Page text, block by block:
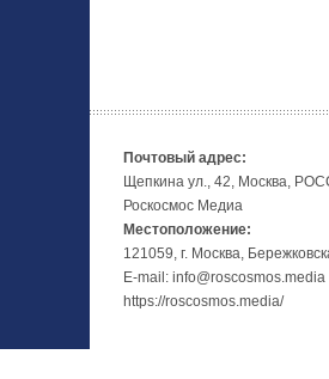
Почтовый адрес:
Щепкина ул., 42, Москва,
Роскосмос Медиа
Местоположение:
121059, г. Москва,
E-mail: info@roscosmos.media
https://roscosmos.media/